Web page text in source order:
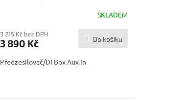
R
M
A
SKLADEM
3 215 Kč bez DPH
3 890 Kč Do košíku
Předzesilovač/DI Box Aux In